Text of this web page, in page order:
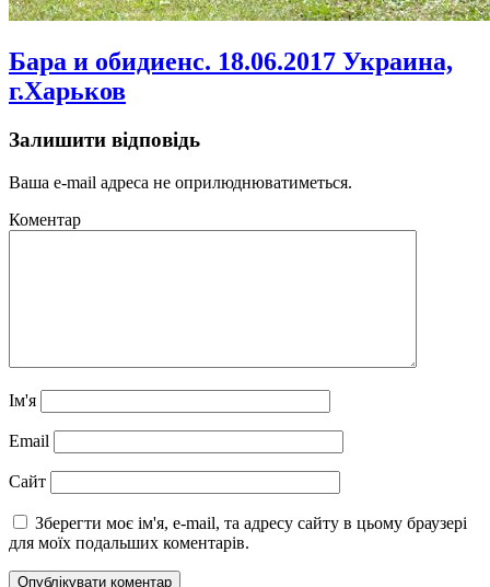
Бара и обидиенс. 18.06.2017 Украина,
г.Харьков
Залишити відповідь
Ваша e-mail адреса не оприлюднюватиметься.
Коментар
Ім'я
Email
Сайт
Зберегти моє ім'я, e-mail, та адресу сайту в цьому браузері
для моїх подальших коментарів.